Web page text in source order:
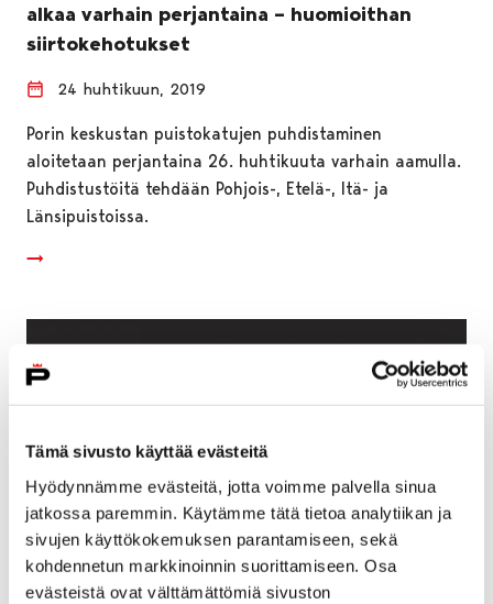
Tämä sivusto käyttää evästeitä
Hyödynnämme evästeitä, jotta voimme palvella sinua
jatkossa paremmin. Käytämme tätä tietoa analytiikan ja
sivujen käyttökokemuksen parantamiseen, sekä
kohdennetun markkinoinnin suorittamiseen. Osa
evästeistä ovat välttämättömiä sivuston
alkaa varhain perjantaina – huomioithan
siirtokehotukset
24 huhtikuun, 2019
Porin keskustan puistokatujen puhdistaminen
aloitetaan perjantaina 26. huhtikuuta varhain aamulla.
Puhdistustöitä tehdään Pohjois-, Etelä-, Itä- ja
Länsipuistoissa.